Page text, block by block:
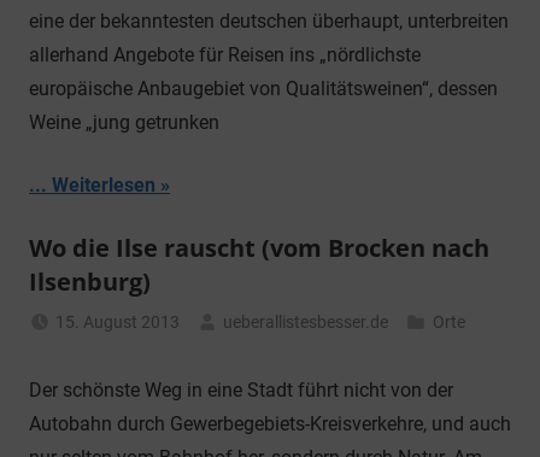
eine der bekanntesten deutschen überhaupt, unterbreiten
allerhand Angebote für Reisen ins „nördlichste
europäische Anbaugebiet von Qualitätsweinen“, dessen
Weine „jung getrunken
... Weiterlesen
Wo die Ilse rauscht (vom Brocken nach
Ilsenburg)
15. August 2013 ueberallistesbesser.de Orte
Der schönste Weg in eine Stadt führt nicht von der
Autobahn durch Gewerbegebiets-Kreisverkehre, und auch